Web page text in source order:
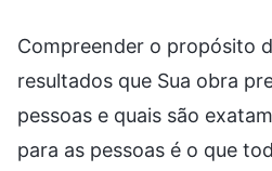
Compreender o propósito
resultados que Sua obra
pessoas e quais são
para as pessoas é o que